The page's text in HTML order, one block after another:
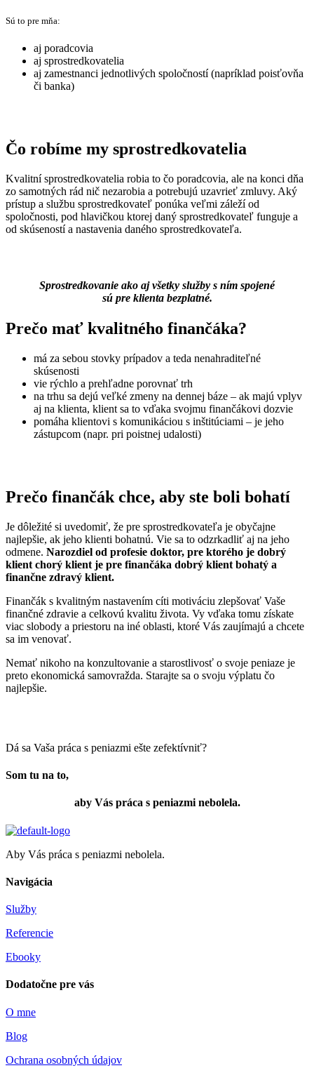
Sú to pre mňa:
aj poradcovia
aj sprostredkovatelia
aj zamestnanci jednotlivých spoločností (napríklad poisťovňa
či banka)
Čo robíme my sprostredkovatelia
Kvalitní sprostredkovatelia robia to čo poradcovia, ale na konci dňa
zo samotných rád nič nezarobia a potrebujú uzavrieť zmluvy. Aký
prístup a službu sprostredkovateľ ponúka veľmi záleží od
spoločnosti, pod hlavičkou ktorej daný sprostredkovateľ funguje a
od skúseností a nastavenia daného sprostredkovateľa.
Sprostredkovanie ako aj všetky služby s ním spojené
sú pre klienta bezplatné.
Prečo mať kvalitného finančáka?
má za sebou stovky prípadov a teda nenahraditeľné
skúsenosti
vie rýchlo a prehľadne porovnať trh
na trhu sa dejú veľké zmeny na dennej báze – ak majú vplyv
aj na klienta, klient sa to vďaka svojmu finančákovi dozvie
pomáha klientovi s komunikáciou s inštitúciami – je jeho
zástupcom (napr. pri poistnej udalosti)
Prečo finančák chce, aby ste boli bohatí
Je dôležité si uvedomiť, že pre sprostredkovateľa je obyčajne
najlepšie, ak jeho klienti bohatnú. Vie sa to odzrkadliť aj na jeho
odmene. Narozdiel od profesie doktor, pre ktorého je dobrý
klient chorý klient je pre finančáka dobrý klient bohatý a
finančne zdravý klient.
Finančák s kvalitným nastavením cíti motiváciu zlepšovať Vaše
finančné zdravie a celkovú kvalitu života. Vy vďaka tomu získate
viac slobody a priestoru na iné oblasti, ktoré Vás zaujímajú a chcete
sa im venovať.
Nemať nikoho na konzultovanie a starostlivosť o svoje peniaze je
preto ekonomická samovražda. Starajte sa o svoju výplatu čo
najlepšie.
Dá sa Vaša práca s peniazmi ešte zefektívniť?
Som tu na to,
aby Vás práca s peniazmi nebolela.
Aby Vás práca s peniazmi nebolela.
Navigácia
Služby
Referencie
Ebooky
Dodatočne pre vás
O mne
Blog
Ochrana osobných údajov